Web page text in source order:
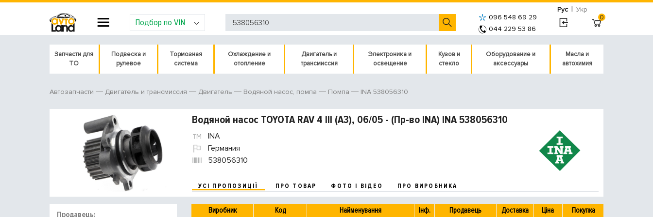
Рус | Укр
Подбор по VIN
096 548 69 29
044 229 53 86
0
Запчасти для
ТО
Подвеска и
рулевое
Тормозная
система
Охлаждение и
отопление
Двигатель и
трансмиссия
Электроника и
освещение
Кузов и
стекло
Оборудование и
аксессуары
Масла и
автохимия
Автозапчасти Двигатель и трансмиссия Двигатель Водяной насос, помпа Помпа INA 538056310
Водяной насос TOYOTA RAV 4 III (A3), 06/05 - (Пр-во INA) INA 538056310
INA
Германия
538056310
УСІ ПРОПОЗИЦІЇ ПРО ТОВАР ФОТО І ВІДЕО ПРО ВИРОБНИКА
Продавець: Виробник Код Найменування Інф. Продавець Доставка Ціна Покупка